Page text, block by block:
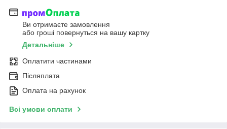
Ви отримаєте замовлення
або гроші повернуться на вашу картку
Детальніше
Оплатити частинами
Післяплата
Оплата на рахунок
Всі умови оплати